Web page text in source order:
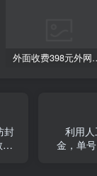
外面收费398元外网
封
利用
金，单